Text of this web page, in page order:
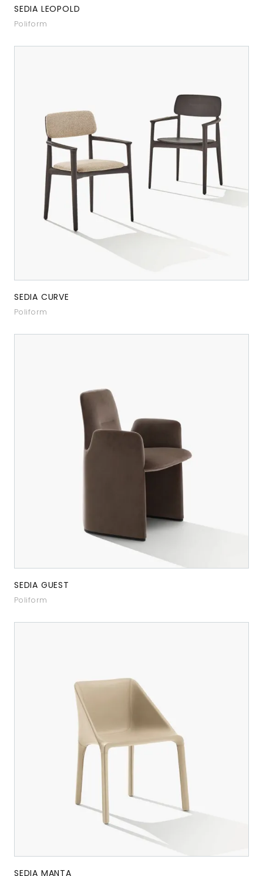
SEDIA LEOPOLD
Poliform
SEDIA CURVE
Poliform
SEDIA GUEST
Poliform
SEDIA MANTA